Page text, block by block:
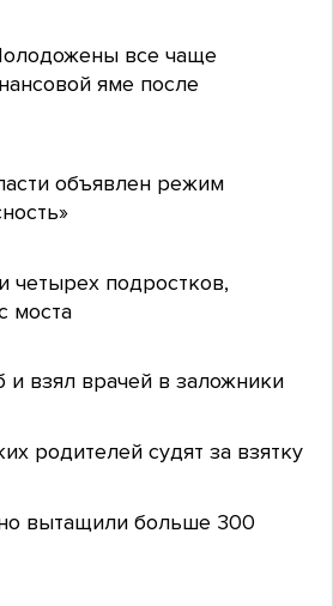
все чаще
яме после
объявлен режим
четырех подростков,
моста
и взял врачей в заложники
родителей судят за взятку
вытащили больше 300